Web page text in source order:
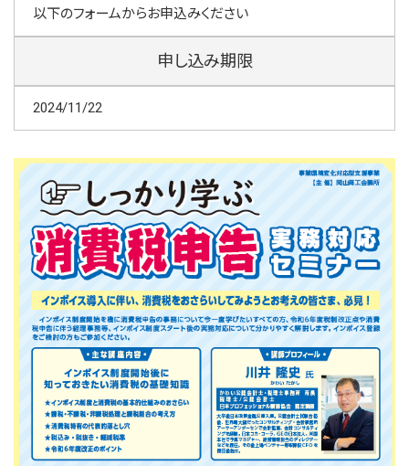
以下のフォームからお申込みください
申し込み期限
2024/11/22